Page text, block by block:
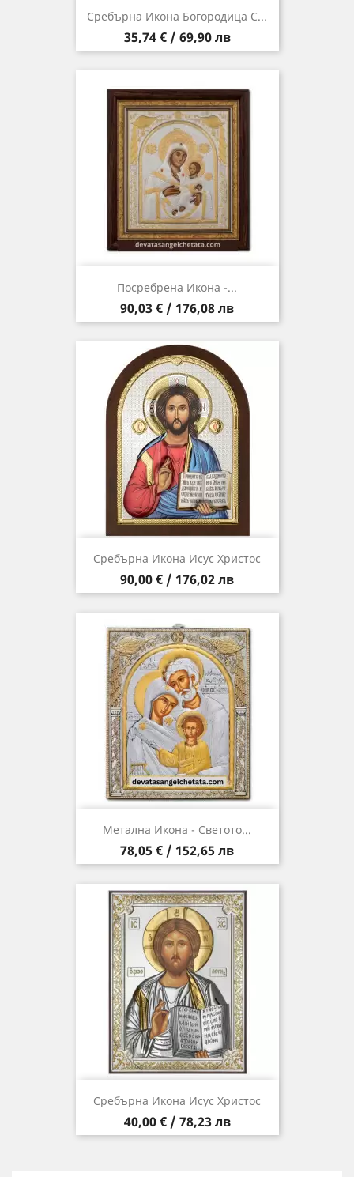
Сребърна Икона Богородица С...
Цена
35,74 € / 69,90 лв
Посребрена Икона -...
Цена
90,03 € / 176,08 лв
Сребърна Икона Исус Христос
Цена
90,00 € / 176,02 лв
Метална Икона - Светото...
Цена
78,05 € / 152,65 лв
Сребърна Икона Исус Христос
Цена
40,00 € / 78,23 лв